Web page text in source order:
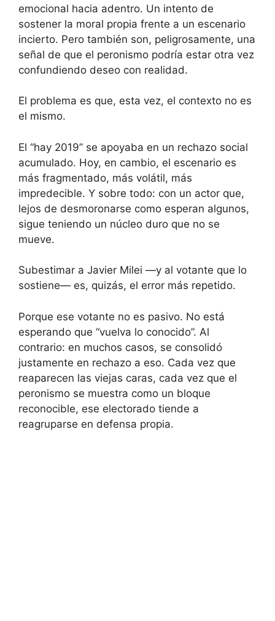
emocional hacia adentro. Un intento de
sostener la moral propia frente a un escenario
incierto. Pero también son, peligrosamente, una
señal de que el peronismo podría estar otra vez
confundiendo deseo con realidad.
El problema es que, esta vez, el contexto no es
el mismo.
El “hay 2019” se apoyaba en un rechazo social
acumulado. Hoy, en cambio, el escenario es
más fragmentado, más volátil, más
impredecible. Y sobre todo: con un actor que,
lejos de desmoronarse como esperan algunos,
sigue teniendo un núcleo duro que no se
mueve.
Subestimar a Javier Milei —y al votante que lo
sostiene— es, quizás, el error más repetido.
Porque ese votante no es pasivo. No está
esperando que “vuelva lo conocido”. Al
contrario: en muchos casos, se consolidó
justamente en rechazo a eso. Cada vez que
reaparecen las viejas caras, cada vez que el
peronismo se muestra como un bloque
reconocible, ese electorado tiende a
reagruparse en defensa propia.